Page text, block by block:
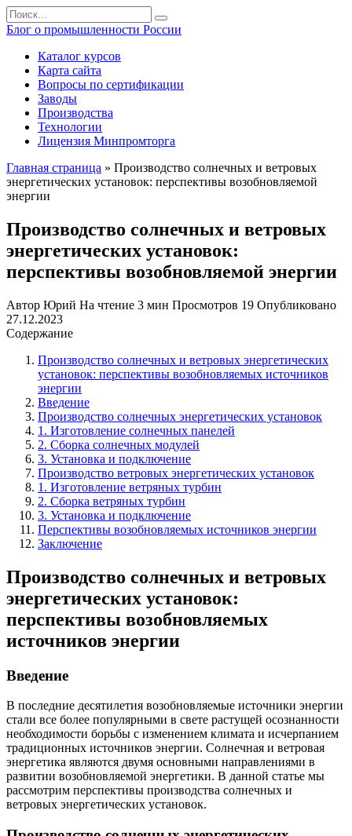
Перейти
к
содержанию
Search
for:
Блог о промышленности России
Каталог курсов
Карта сайта
Вопросы по сертификации
Заводы
Производства
Технологии
Лицензия Минпромторга
Главная страница » Производство солнечных и ветровых
энергетических установок: перспективы возобновляемой
энергии
Производство солнечных и ветровых
энергетических установок:
перспективы возобновляемой энергии
Автор Юрий На чтение 3 мин Просмотров 19 Опубликовано
27.12.2023
Содержание
Производство солнечных и ветровых энергетических
установок: перспективы возобновляемых источников
энергии
Введение
Производство солнечных энергетических установок
1. Изготовление солнечных панелей
2. Сборка солнечных модулей
3. Установка и подключение
Производство ветровых энергетических установок
1. Изготовление ветряных турбин
2. Сборка ветряных турбин
3. Установка и подключение
Перспективы возобновляемых источников энергии
Заключение
Производство солнечных и ветровых
энергетических установок:
перспективы возобновляемых
источников энергии
Введение
В последние десятилетия возобновляемые источники энергии
стали все более популярными в свете растущей осознанности
необходимости борьбы с изменением климата и исчерпанием
традиционных источников энергии. Солнечная и ветровая
энергетика являются двумя основными направлениями в
развитии возобновляемой энергетики. В данной статье мы
рассмотрим перспективы производства солнечных и
ветровых энергетических установок.